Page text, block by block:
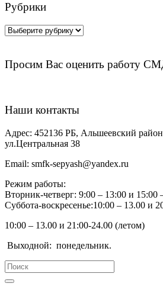
Рубрики
Рубрики
Просим Вас оценить работу
Наши контакты
Адрес: 452136 РБ, Альшеевский
ул.Центральная 38
Email: smfk-sepyash@yandex.ru
Режим работы:
Вторник-четверг: 9:00 – 13:00 и 15:00
Суббота-воскресенье:10:00 – 13.00 и
10:00 – 13.00 и 21:00-24.00 (летом)
Выходной: понедельник.
Search
for: